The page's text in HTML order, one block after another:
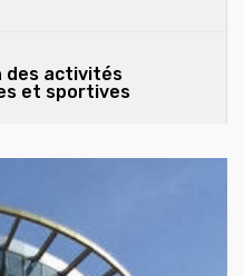
des activités
et sportives